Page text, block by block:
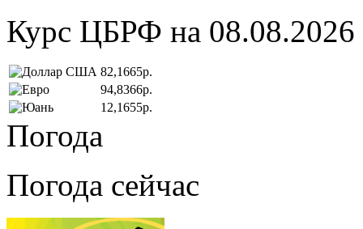
Курс ЦБРФ на 08.08.2026
82,1665р.
94,8366р.
12,1655р.
Погода
Погода сейчас